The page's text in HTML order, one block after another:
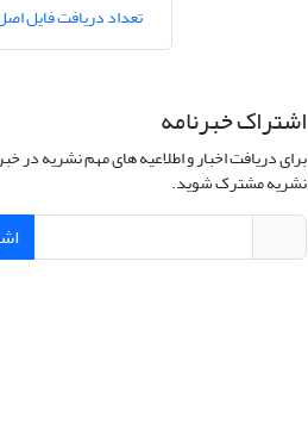
تعداد دریافت فایل
اشتراک خبرنامه
برای دریافت اخبار و اطلاعیه های مهم نشریه در
نشریه مشترک شوید.